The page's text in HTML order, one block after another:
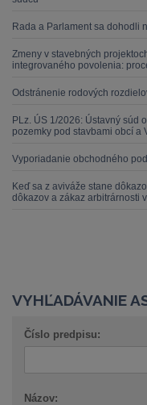
Rada a Parlament sa dohodli
Zmeny v stavebných
integrovaného povolenia:
Odstránenie rodových
PLz. ÚS 1/2026: Ústavný súd
pozemky pod stavbami obcí a
Vyporiadanie obchodného
Keď sa z aviváže stane
dôkazov a zákaz arbitrárnosti
VYHĽADÁVANIE
Číslo predpisu:
Názov: